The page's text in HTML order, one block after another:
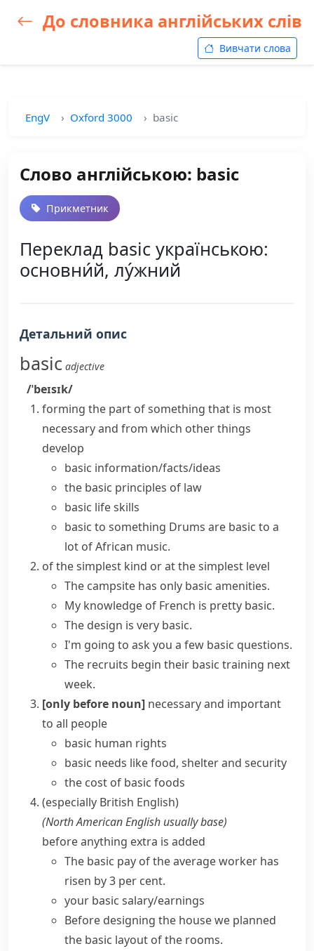
До словника англійських слів
Вивчати слова
EngV Oxford 3000 basic
Слово англійською: basic
Прикметник
Переклад basic українською:
основни́й, лу́жний
Детальний опис
basic adjective
/ˈbeɪsɪk/
forming the part of something that is most
necessary and from which other things
develop
basic information/facts/ideas
the basic principles of law
basic lifeskills
basic to something Drums are basic to a
lot of African music.
of the simplest kind or at the simplest level
The campsite has only basic amenities.
My knowledge of French is pretty basic.
The design is very basic.
I'm going to ask you a few basic questions.
The recruits begin their basic training next
week.
[only before noun] necessary and important
to all people
basic human rights
basic needs like food, shelter and security
the cost of basic foods
(especially British English)
(North American English usuallybase)
before anything extra is added
The basic pay of the average worker has
risen by 3 per cent.
your basic salary/earnings
Before designing the house we planned
the basic layout of the rooms.